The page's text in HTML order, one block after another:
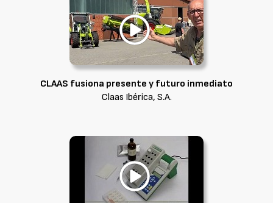
CLAAS fusiona presente y futuro inmediato
Claas Ibérica, S.A.